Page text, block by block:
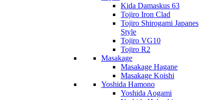
Kida Damaskus 63
Tojiro Iron Clad
Tojiro Shirogami Japanes
Style
Tojiro VG10
Tojiro R2
Masakage
Masakage Hagane
Masakage Koishi
Yoshida Hamono
Yoshida Aogami